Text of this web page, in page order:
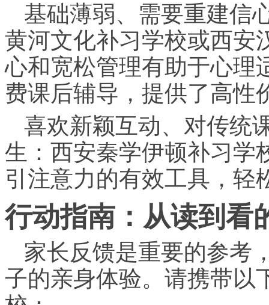
基础薄弱、需要重建信
黄河文化补习学校或西安
心和宽松管理有助于心理
费课后辅导，提供了高性
喜欢新颖互动、对传统
生：西安秦学伊顿补习学
引注意力的有效工具，轻
行动指南：从读到看
家长反馈是重要的参考
子的亲身体验。请携带以